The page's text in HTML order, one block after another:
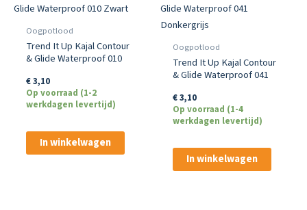
Oogpotlood
Trend It Up Kajal Contour
& Glide Waterproof 010
€3,10
Op voorraad (1-2
werkdagen levertijd)
In winkelwagen
Oogpotlood
Trend It Up Kajal Contour
& Glide Waterproof 041
€3,10
Op voorraad (1-4
werkdagen levertijd)
In winkelwagen